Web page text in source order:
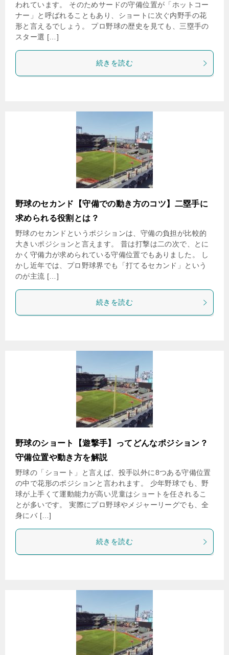
われています。 そのためサードの守備位置が「ホットコー
ナー」と呼ばれることもあり、ショートに次ぐ内野手の花
形と言えるでしょう。 プロ野球の歴史を見ても、三塁手の
スター選 […]
続きを読む
野球のセカンド【守備での動き方のコツ】二塁手に
求められる役割とは？
野球のセカンドというポジションは、守備の負担が比較的
大きいポジションと言えます。 昔は打撃は二の次で、とに
かく守備力が求められている守備位置でもありました。 し
かし近年では、プロ野球界でも「打てるセカンド」という
のが主流 […]
続きを読む
野球のショート【遊撃手】ってどんなポジション？
守備位置や動き方を解説
野球の「ショート」と言えば、投手以外に8つある守備位置
の中で花形のポジションと言われます。 少年野球でも、野
球が上手くて運動能力が高い児童はショートを任されるこ
とが多いです。 実際にプロ野球やメジャーリーグでも、全
身にバ […]
続きを読む